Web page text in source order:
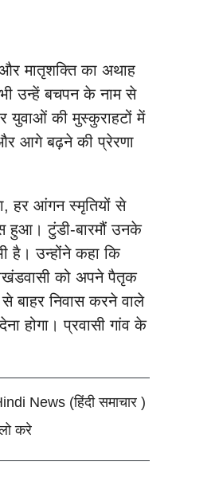
और मातृशक्ति का अथाह
उन्हें बचपन के नाम से
युवाओं की मुस्कुराहटों में
और आगे बढ़ने की प्रेरणा
हर आंगन स्मृतियों से
हुआ। टुंडी-बारमौं उनके
है। उन्होंने कहा कि
को अपने पैतृक
बाहर निवास करने वाले
होगा। प्रवासी गांव के
News (हिंदी समाचार )
करे